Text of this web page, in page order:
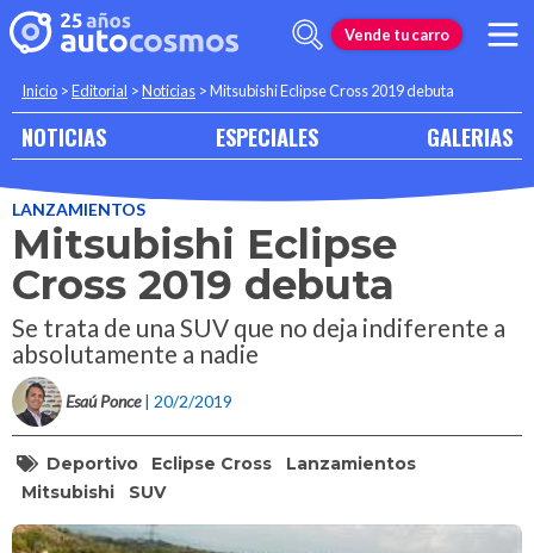
Vende tu carro
Inicio >Editorial >Noticias >Mitsubishi Eclipse Cross 2019 debuta
NOTICIAS ESPECIALES GALERIAS
LANZAMIENTOS
Mitsubishi Eclipse
Cross 2019 debuta
Se trata de una SUV que no deja indiferente a
absolutamente a nadie
Esaú Ponce | 20/2/2019
Deportivo Eclipse Cross
Lanzamientos
Mitsubishi
SUV